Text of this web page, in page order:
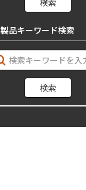
製品キーワード検索